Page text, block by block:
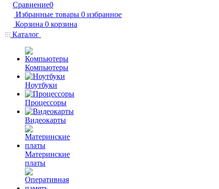
Сравнение0
Избранные товары 0 избранное
Корзина 0 корзина
Каталог
Компьютеры
Ноутбуки
Процессоры
Видеокарты
Материнские
платы